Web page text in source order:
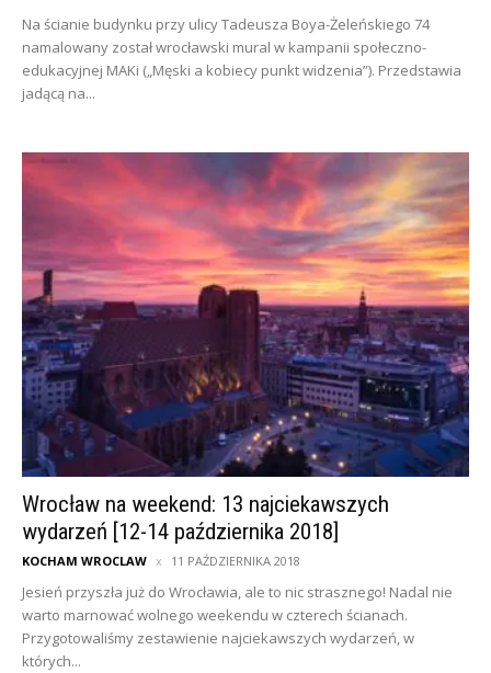
Na ścianie budynku przy ulicy Tadeusza Boya-Żeleńskiego 74
namalowany został wrocławski mural w kampanii społeczno-
edukacyjnej MAKi („Męski a kobiecy punkt widzenia”). Przedstawia
jadącą na...
Wrocław na weekend: 13 najciekawszych
wydarzeń [12-14 października 2018]
KOCHAM WROCLAW 11 PAŹDZIERNIKA 2018
Jesień przyszła już do Wrocławia, ale to nic strasznego! Nadal nie
warto marnować wolnego weekendu w czterech ścianach.
Przygotowaliśmy zestawienie najciekawszych wydarzeń, w
których...